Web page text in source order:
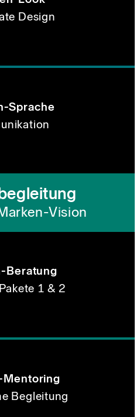
Design
Sprache
Vision
Beratung
1 & 2
Mentoring
Begleitung